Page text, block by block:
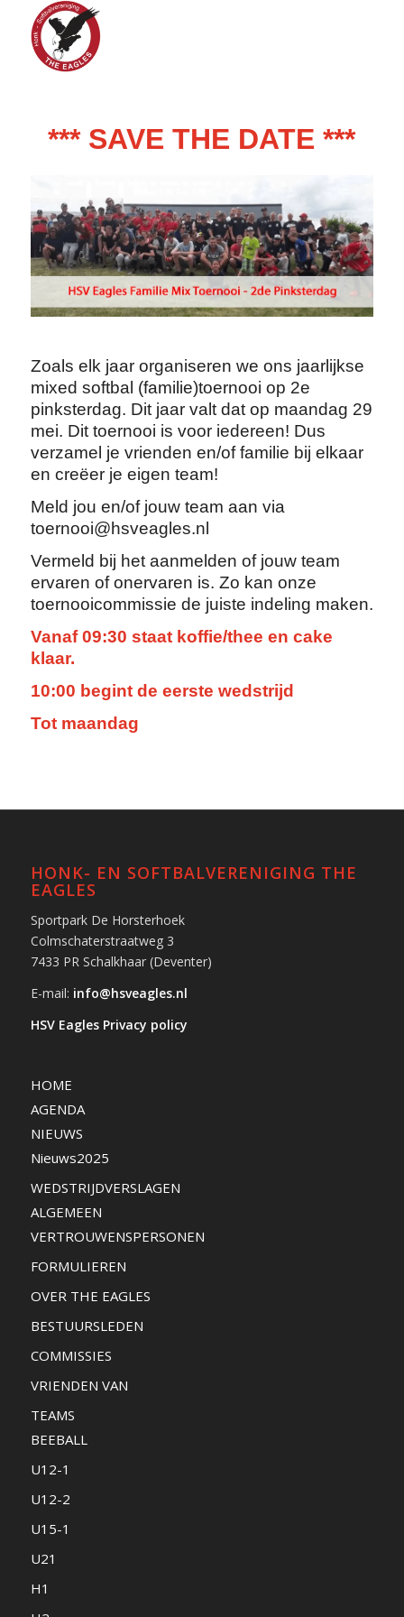
*** SAVE THE DATE ***
Zoals elk jaar organiseren we ons jaarlijkse
mixed softbal (familie)toernooi op 2e
pinksterdag. Dit jaar valt dat op maandag 29
mei. Dit toernooi is voor iedereen! Dus
verzamel je vrienden en/of familie bij elkaar
en creëer je eigen team!
Meld jou en/of jouw team aan via
toernooi@hsveagles.nl
Vermeld bij het aanmelden of jouw team
ervaren of onervaren is. Zo kan onze
toernooicommissie de juiste indeling maken.
Vanaf 09:30 staat koffie/thee en cake
klaar.
10:00 begint de eerste wedstrijd
Tot maandag
HONK- EN SOFTBALVERENIGING THE
EAGLES
Sportpark De Horsterhoek
Colmschaterstraatweg 3
7433 PR Schalkhaar (Deventer)
E-mail: info@hsveagles.nl
HSV Eagles Privacy policy
HOME
AGENDA
NIEUWS
Nieuws2025
WEDSTRIJDVERSLAGEN
ALGEMEEN
VERTROUWENSPERSONEN
FORMULIEREN
OVER THE EAGLES
BESTUURSLEDEN
COMMISSIES
VRIENDEN VAN
TEAMS
BEEBALL
U12-1
U12-2
U15-1
U21
H1